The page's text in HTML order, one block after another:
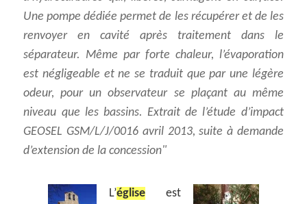
Une pompe dédiée permet de les récupérer et de les
renvoyer en cavité après traitement dans le
séparateur. Même par forte chaleur, l’évaporation
est négligeable et ne se traduit que par une légère
odeur, pour un observateur se plaçant au même
niveau que les bassins. Extrait de l’étude d’impact
GEOSEL GSM/L/J/0016 avril 2013, suite à demande
d’extension de la concession
L’église est